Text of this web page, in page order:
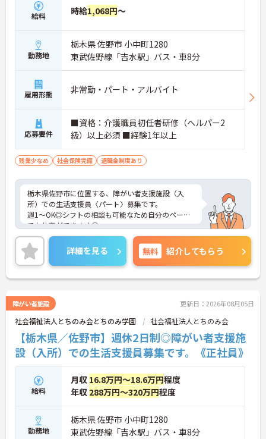
給料 時給1,068円～
勤務地
栃木県 佐野市 小中町1280
東武佐野線「吉水駅」バス・車8分
雇用形態 非常勤・パート・アルバイト
応募要件
■資格：介護職員初任者研修（ヘルパー2
級）以上必須 ■経験1年以上
残業少なめ 社会保険完備 退職金制度あり
栃木県佐野市に位置する、障がい者支援施設（入
所）での生活支援員〈パート〉募集です。
週1～OK◎シフトの相談も可能なため自分のペース
でお仕事ができます◎
しっかりとしたフォロー体制で、経験に関わらず安
心してスタートできます。
こちらの求人にご興味ある方には、面接対策ポイン
トなど、さらに詳細をお話しいたしますのでお気軽
にご相談ください。
詳細を見る 無料 紹介してもらう
障がい者施設 更新日：2026年08月05日
社会福祉法人とちのみ会とちのみ学園 社会福祉法人とちのみ会
【栃木県／佐野市】週休2日制◎障がい者支援施
設（入所）での生活支援員募集です。《正社員》
給料
月収 16.8万円～18.6万円程度
年収 288万円～320万円程度
勤務地
栃木県 佐野市 小中町1280
東武佐野線「吉水駅」バス・車8分